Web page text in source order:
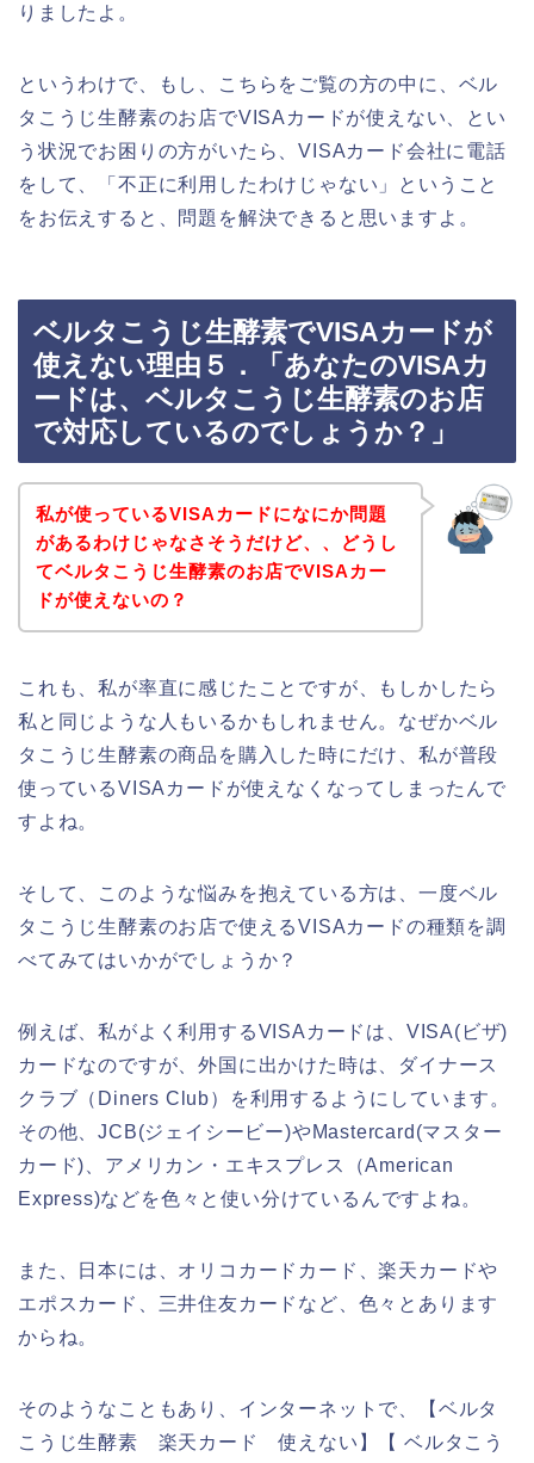
りましたよ。
というわけで、もし、こちらをご覧の方の中に、ベル
タこうじ生酵素のお店でVISAカードが使えない、とい
う状況でお困りの方がいたら、VISAカード会社に電話
をして、「不正に利用したわけじゃない」ということ
をお伝えすると、問題を解決できると思いますよ。
ベルタこうじ生酵素でVISAカードが
使えない理由５．「あなたのVISAカ
ードは、ベルタこうじ生酵素のお店
で対応しているのでしょうか？」
私が使っているVISAカードになにか問題
があるわけじゃなさそうだけど、、どうし
てベルタこうじ生酵素のお店でVISAカー
ドが使えないの？
これも、私が率直に感じたことですが、もしかしたら
私と同じような人もいるかもしれません。なぜかベル
タこうじ生酵素の商品を購入した時にだけ、私が普段
使っているVISAカードが使えなくなってしまったんで
すよね。
そして、このような悩みを抱えている方は、一度ベル
タこうじ生酵素のお店で使えるVISAカードの種類を調
べてみてはいかがでしょうか？
例えば、私がよく利用するVISAカードは、VISA(ビザ)
カードなのですが、外国に出かけた時は、ダイナース
クラブ（Diners Club）を利用するようにしています。
その他、JCB(ジェイシービー)やMastercard(マスター
カード)、アメリカン・エキスプレス（American
Express)などを色々と使い分けているんですよね。
また、日本には、オリコカードカード、楽天カードや
エポスカード、三井住友カードなど、色々とあります
からね。
そのようなこともあり、インターネットで、【ベルタ
こうじ生酵素 楽天カード 使えない】【 ベルタこう